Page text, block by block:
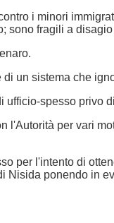
i minori
sono fragili a
un sistema che
ufficio-spesso privo
l'Autorità per vari
per l'intento di
Nisida ponendo in